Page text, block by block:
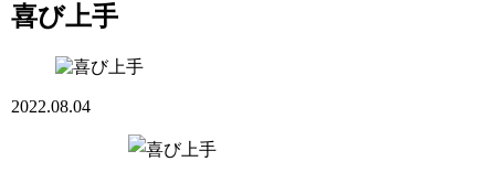
喜び上手
2022.08.04